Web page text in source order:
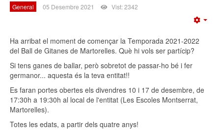
General 05 Desembre 2021 Vist: 2342
Ha arribat el moment de començar la Temporada 2021-2022
del Ball de Gitanes de Martorelles. Què hi vols ser partícip?
Si tens ganes de ballar, però sobretot de passar-ho bé i fer
germanor... aquesta és la teva entitat!!
Es faran portes obertes els divendres 10 i 17 de desembre, de
17:30h a 19:30h al local de l'entitat (Les Escoles Montserrat,
Martorelles).
Totes les edats, a partir dels quatre anys!